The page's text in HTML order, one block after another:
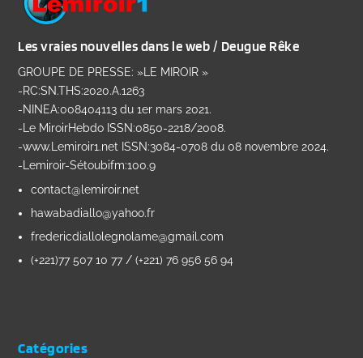
Les vraies nouvelles dans le web / Deugue Rêke
GROUPE DE PRESSE: »LE MIROIR »
-RC:SN.THS:2020.A.1263
-NINEA:008404113 du 1er mars 2021.
-Le MiroirHebdo ISSN:0850-2218/2008.
-www.Lemiroir1.net ISSN:3084-0708 du 08 novembre 2024.
-Lemiroir-Sétoubifm:100.9
contact@lemiroir.net
hawabadiallo@yahoo.fr
fredericdiallolegnolame@gmail.com
(+221)77 507 10 77 / (+221) 76 956 56 94
Catégories